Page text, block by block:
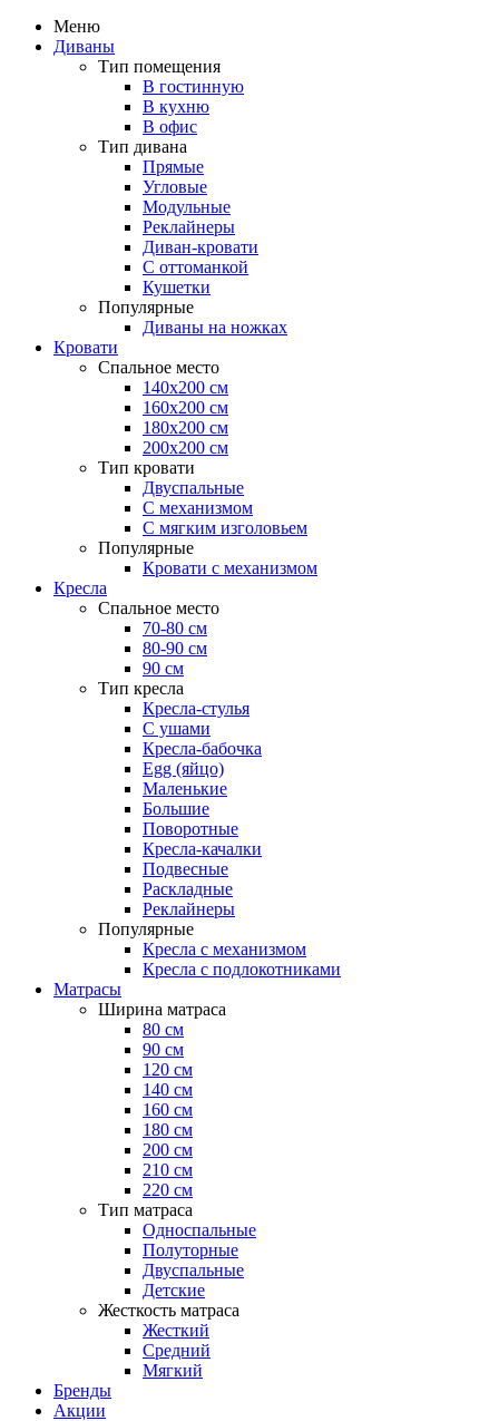
Меню
Диваны
Тип помещения
В гостинную
В кухню
В офис
Тип дивана
Прямые
Угловые
Модульные
Реклайнеры
Диван-кровати
С оттоманкой
Кушетки
Популярные
Диваны на ножках
Кровати
Спальное место
140х200 см
160х200 см
180х200 см
200х200 см
Тип кровати
Двуспальные
С механизмом
С мягким изголовьем
Популярные
Кровати с механизмом
Кресла
Спальное место
70-80 см
80-90 см
90 см
Тип кресла
Кресла-стулья
С ушами
Кресла-бабочка
Egg (яйцо)
Маленькие
Большие
Поворотные
Кресла-качалки
Подвесные
Раскладные
Реклайнеры
Популярные
Кресла с механизмом
Кресла с подлокотниками
Матрасы
Ширина матраса
80 см
90 см
120 см
140 см
160 см
180 см
200 см
210 см
220 см
Тип матраса
Односпальные
Полуторные
Двуспальные
Детские
Жесткость матраса
Жесткий
Средний
Мягкий
Бренды
Акции